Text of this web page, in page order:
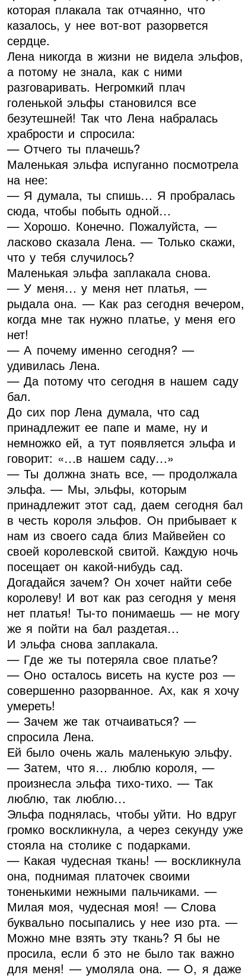
которая плакала так отчаянно, что
казалось, у нее вот-вот разорвется
сердце.
Лена никогда в жизни не видела эльфов,
а потому не знала, как с ними
разговаривать. Негромкий плач
голенькой эльфы становился все
безутешней! Так что Лена набралась
храбрости и спросила:
— Отчего ты плачешь?
Маленькая эльфа испуганно посмотрела
на нее:
— Я думала, ты спишь… Я пробралась
сюда, чтобы побыть одной…
— Хорошо. Конечно. Пожалуйста, —
ласково сказала Лена. — Только скажи,
что у тебя случилось?
Маленькая эльфа заплакала снова.
— У меня… у меня нет платья, —
рыдала она. — Как раз сегодня вечером,
когда мне так нужно платье, у меня его
нет!
— А почему именно сегодня? —
удивилась Лена.
— Да потому что сегодня в нашем саду
бал.
До сих пор Лена думала, что сад
принадлежит ее папе и маме, ну и
немножко ей, а тут появляется эльфа и
говорит: «…в нашем саду…»
— Ты должна знать все, — продолжала
эльфа. — Мы, эльфы, которым
принадлежит этот сад, даем сегодня бал
в честь короля эльфов. Он прибывает к
нам из своего сада близ Майвейен со
своей королевской свитой. Каждую ночь
посещает он какой-нибудь сад.
Догадайся зачем? Он хочет найти себе
королеву! И вот как раз сегодня у меня
нет платья! Ты-то понимаешь — не могу
же я пойти на бал раздетая…
И эльфа снова заплакала.
— Где же ты потеряла свое платье?
— Оно осталось висеть на кусте роз —
совершенно разорванное. Ах, как я хочу
умереть!
— Зачем же так отчаиваться? —
спросила Лена.
Ей было очень жаль маленькую эльфу.
— Затем, что я… люблю короля, —
произнесла эльфа тихо-тихо. — Так
люблю, так люблю…
Эльфа поднялась, чтобы уйти. Но вдруг
громко воскликнула, а через секунду уже
стояла на столике с подарками.
— Какая чудесная ткань! — воскликнула
она, поднимая платочек своими
тоненькими нежными пальчиками. —
Милая моя, чудесная моя! — Слова
буквально посыпались у нее изо рта. —
Можно мне взять эту ткань? Я бы не
просила, если б это не было так важно
для меня! — умоляла она. — О, я даже